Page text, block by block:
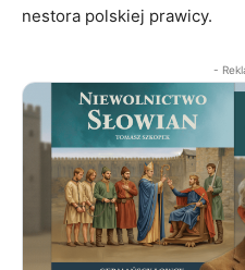
nestora polskiej prawicy.
-